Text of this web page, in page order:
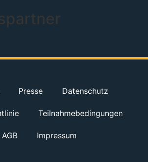
Presse Datenschutz
Teilnahmebedingungen
AGB Impressum